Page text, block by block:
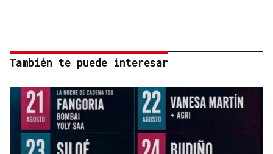
También te puede interesar